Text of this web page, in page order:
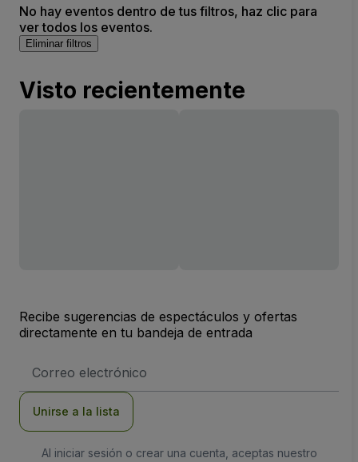
No hay eventos dentro de tus filtros, haz clic para
ver todos los eventos.
Eliminar filtros
Visto recientemente
Recibe sugerencias de espectáculos y ofertas
directamente en tu bandeja de entrada
de
Unirse a la lista
Al iniciar sesión o crear una cuenta, aceptas nuestro